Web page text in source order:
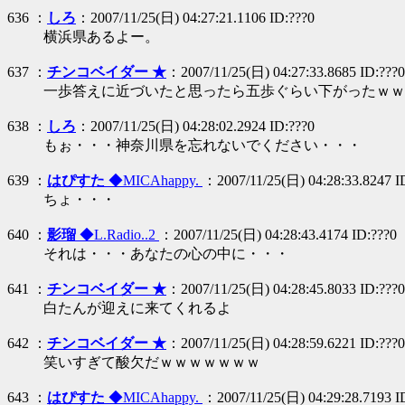
636 ： しろ ：2007/11/25(日) 04:27:21.1106 ID:???0
横浜県あるよー。
637 ： チンコベイダー ★ ：2007/11/25(日) 04:27:33.8685 ID:???0
一歩答えに近づいたと思ったら五歩ぐらい下がったｗｗ
638 ： しろ ：2007/11/25(日) 04:28:02.2924 ID:???0
もぉ・・・神奈川県を忘れないでください・・・
639 ： はぴすた ◆MICAhappy.
：2007/11/25(日) 04:28:33.8247
ちょ・・・
640 ： 影瑠 ◆L.Radio..2
：2007/11/25(日) 04:28:43.4174 ID:???0
それは・・・あなたの心の中に・・・
641 ： チンコベイダー ★ ：2007/11/25(日) 04:28:45.8033 ID:???0
白たんが迎えに来てくれるよ
642 ： チンコベイダー ★ ：2007/11/25(日) 04:28:59.6221 ID:???0
笑いすぎて酸欠だｗｗｗｗｗｗｗ
643 ： はぴすた ◆MICAhappy. ：2007/11/25(日) 04:29:28.7193